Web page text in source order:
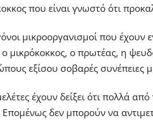
που είναι γνωστό ότι
μικροοργανισμοί που έχουν
ο μικρόκοκκος, ο πρωτέας, η
εξίσου σοβαρές συνέπειες
έχουν δείξει ότι πολλά
Επομένως δεν μπορούν να